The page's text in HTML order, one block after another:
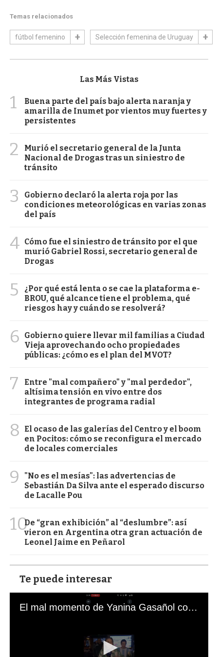
Temas relacionados
fútbol femenino Selección femenina de Uruguay
Las Más Vistas
1
Buena parte del país bajo alerta naranja y
amarilla de Inumet por vientos muy fuertes y
persistentes
2
Murió el secretario general de la Junta
Nacional de Drogas tras un siniestro de
tránsito
3
Gobierno declaró la alerta roja por las
condiciones meteorológicas en varias zonas
del país
4 Cómo fue el siniestro de tránsito por el que
murió Gabriel Rossi, secretario general de
Drogas
5
¿Por qué está lenta o se cae la plataforma e-
BROU, qué alcance tiene el problema, qué
riesgos hay y cuándo se resolverá?
6
Gobierno quiere llevar mil familias a Ciudad
Vieja aprovechando ocho propiedades
públicas: ¿cómo es el plan del MVOT?
7
Entre "mal compañero" y "mal perdedor",
altísima tensión en vivo entre dos
integrantes de programa radial
8
El ocaso de las galerías del Centro y el boom
en Pocitos: cómo se reconfigura el mercado
de locales comerciales
9
"No es el mesías": las advertencias de
Sebastián Da Silva ante el esperado discurso
de Lacalle Pou
10De “gran exhibición” al “deslumbre”: así
vieron en Argentina otra gran actuación de
Leonel Jaime en Peñarol
Te puede interesar
El mal momento de Yanina Gasañol con un hincha argentino en "Subrayado"